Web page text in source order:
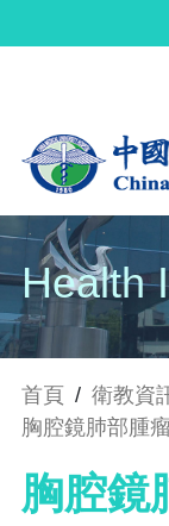
Health
首頁 / 衛教資
胸腔鏡肺部腫
胸腔鏡